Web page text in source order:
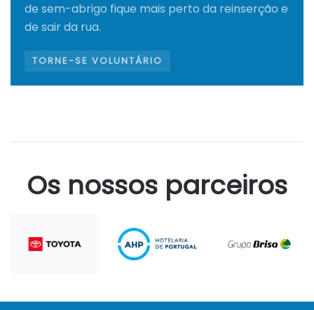
de sem-abrigo fique mais perto da reinserção e
de sair da rua.
TORNE-SE VOLUNTÁRIO
Os nossos parceiros